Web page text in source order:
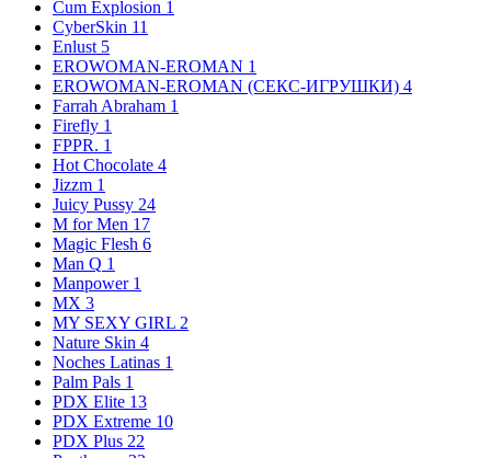
Cum Explosion 1
CyberSkin 11
Enlust 5
EROWOMAN-EROMAN 1
EROWOMAN-EROMAN (СЕКС-ИГРУШКИ) 4
Farrah Abraham 1
Firefly 1
FPPR. 1
Hot Chocolate 4
Jizzm 1
Juicy Pussy 24
M for Men 17
Magic Flesh 6
Man Q 1
Manpower 1
MX 3
MY SEXY GIRL 2
Nature Skin 4
Noches Latinas 1
Palm Pals 1
PDX Elite 13
PDX Extreme 10
PDX Plus 22